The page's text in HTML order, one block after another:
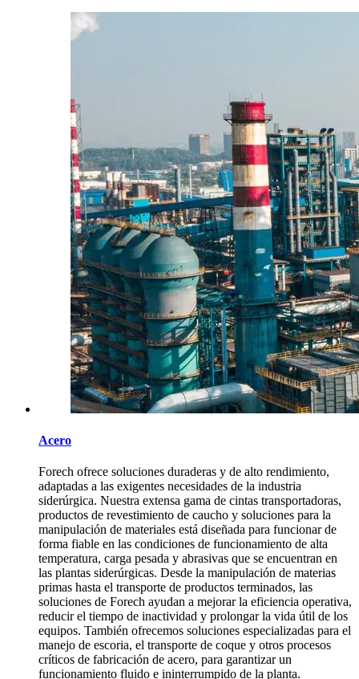
Acero
Forech ofrece soluciones duraderas y de alto rendimiento,
adaptadas a las exigentes necesidades de la industria
siderúrgica. Nuestra extensa gama de cintas transportadoras,
productos de revestimiento de caucho y soluciones para la
manipulación de materiales está diseñada para funcionar de
forma fiable en las condiciones de funcionamiento de alta
temperatura, carga pesada y abrasivas que se encuentran en
las plantas siderúrgicas. Desde la manipulación de materias
primas hasta el transporte de productos terminados, las
soluciones de Forech ayudan a mejorar la eficiencia operativa,
reducir el tiempo de inactividad y prolongar la vida útil de los
equipos. También ofrecemos soluciones especializadas para el
manejo de escoria, el transporte de coque y otros procesos
críticos de fabricación de acero, para garantizar un
funcionamiento fluido e ininterrumpido de la planta.